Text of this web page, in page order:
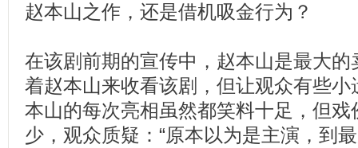
赵本山之作，还是借机吸金行为？
在该剧前期的宣传中，赵本山是最大
着赵本山来收看该剧，但让观众有些
本山的每次亮相虽然都笑料十足，但
少，观众质疑：“原本以为是主演，到